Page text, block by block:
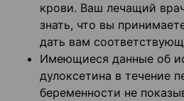
крови. Ваш лечащий
знать, что вы
дать вам
Имеющиеся данные об
дулоксетина в течение
беременности не